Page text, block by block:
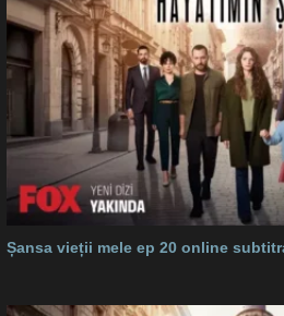
Șansa vieții mele ep 20 online